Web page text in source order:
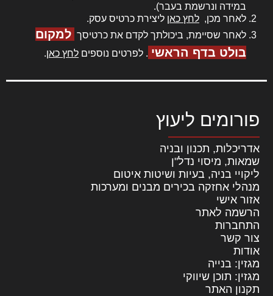
במידה ונרשמת בעבר).
לאחר מכן, לחץ כאן ליצירת כרטיס עסק.
לאחר שסיימת, ביכולתך לקדם את כרטיסך למקום
בולט בדף הראשי . לפרטים נוספים לחץ כאן.
פורומים ליעוץ
אדריכלות, תכנון ובניה
שמאות, מיסוי נדל"ן
ליקויי בניה, בעיות ושיטות איטום
מנהלי אחזקה בכירים מבנים ומערכות
אזור אישי
הרשמה לאתר
התחברות
צור קשר
אודות
מגזין: בנייה
מגזין: תוכן שיווקי
תקנון האתר